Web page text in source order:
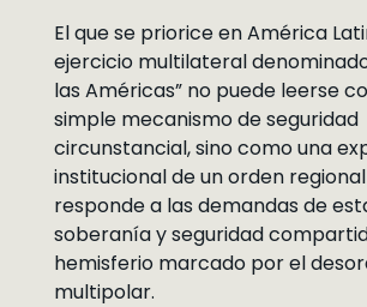
El que se priorice en América
ejercicio multilateral
las Américas” no puede leerse
simple mecanismo de seguridad
circunstancial, sino como una
institucional de un orden
responde a las demandas de
soberanía y seguridad
hemisferio marcado por el
multipolar.